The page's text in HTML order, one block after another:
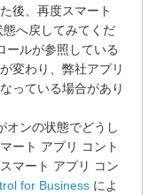
後、再度スマート
へ戻してみてくだ
ールが参照している
変わり、弊社アプリ
っている場合があり
オンの状態でどうし
ート アプリ コント
マート アプリ コン
for Business によ